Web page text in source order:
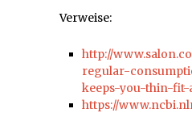
Verweise:
http://
regular-
keeps-you-thin-fit-
https://